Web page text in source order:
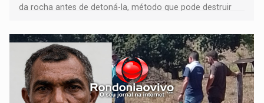
da rocha antes de detoná-la, método que pode destruir